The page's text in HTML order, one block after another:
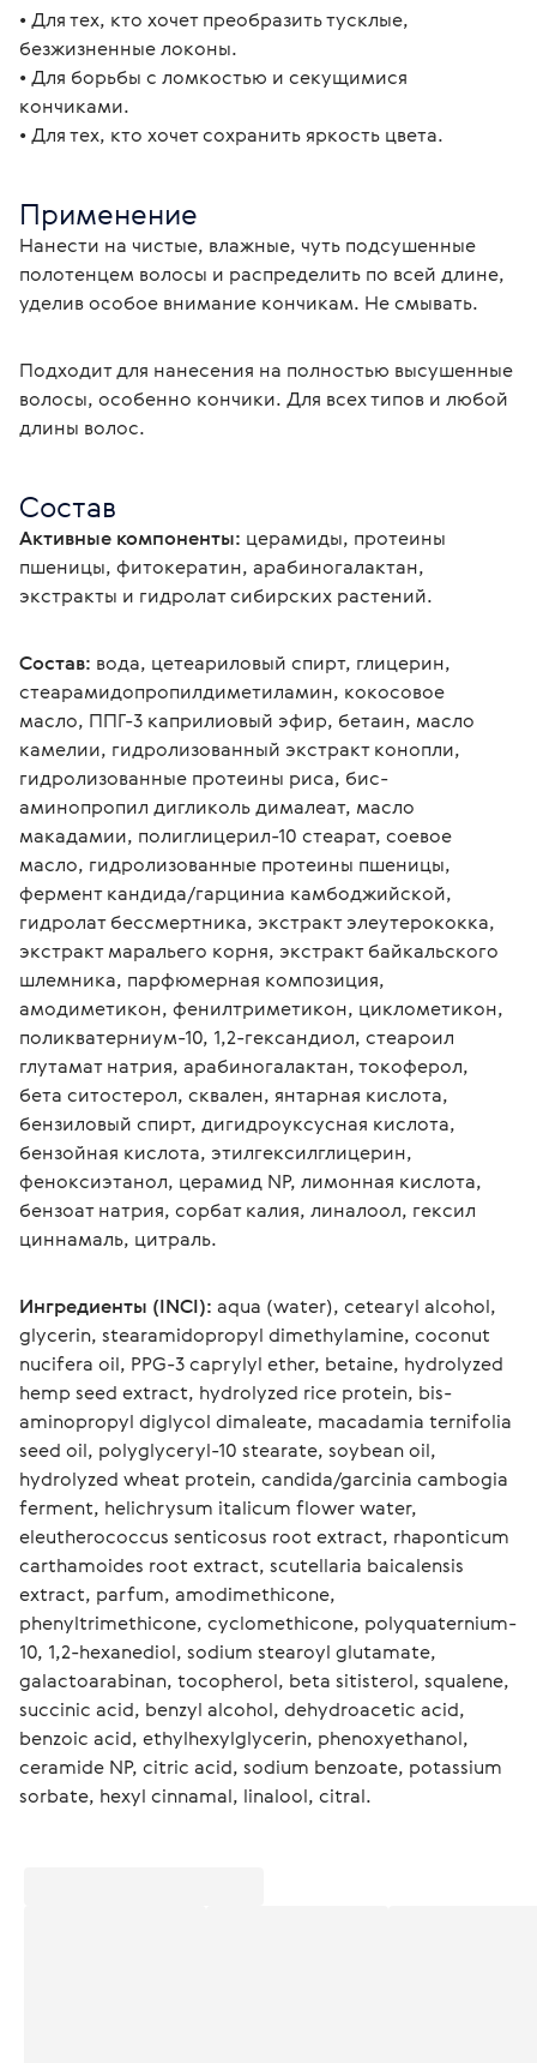
• Для тех, кто хочет преобразить тусклые,
безжизненные локоны.
• Для борьбы с ломкостью и секущимися
кончиками.
• Для тех, кто хочет сохранить яркость цвета.
Применение
Нанести на чистые, влажные, чуть подсушенные
полотенцем волосы и распределить по всей длине,
уделив особое внимание кончикам. Не смывать.
Подходит для нанесения на полностью высушенные
волосы, особенно кончики. Для всех типов и любой
длины волос.
Состав
Активные компоненты: церамиды, протеины
пшеницы, фитокератин, арабиногалактан,
экстракты и гидролат сибирских растений.
Состав: вода, цетеариловый спирт, глицерин,
стеарамидопропилдиметиламин, кокосовое
масло, ППГ-3 каприлиовый эфир, бетаин, масло
камелии, гидролизованный экстракт конопли,
гидролизованные протеины риса, бис-
аминопропил дигликоль дималеат, масло
макадамии, полиглицерил-10 стеарат, соевое
масло, гидролизованные протеины пшеницы,
фермент кандида/гарциниа камбоджийской,
гидролат бессмертника, экстракт элеутерококка,
экстракт маральего корня, экстракт байкальского
шлемника, парфюмерная композиция,
амодиметикон, фенилтриметикон, циклометикон,
поликватерниум-10, 1,2-гександиол, стеароил
глутамат натрия, арабиногалактан, токоферол,
бета ситостерол, сквален, янтарная кислота,
бензиловый спирт, дигидроуксусная кислота,
бензойная кислота, этилгексилглицерин,
феноксиэтанол, церамид NP, лимонная кислота,
бензоат натрия, сорбат калия, линалоол, гексил
циннамаль, цитраль.
Ингредиенты (INCI): aqua (water), cetearyl alcohol,
glycerin, stearamidopropyl dimethylamine, coconut
nucifera oil, PPG-3 caprylyl ether, betaine, hydrolyzed
hemp seed extract, hydrolyzed rice protein, bis-
aminopropyl diglycol dimaleate, macadamia ternifolia
seed oil, polyglyceryl-10 stearate, soybean oil,
hydrolyzed wheat protein, candida/garcinia cambogia
ferment, helichrysum italicum flower water,
eleutherococcus senticosus root extract, rhaponticum
carthamoides root extract, scutellaria baicalensis
extract, parfum, amodimethicone,
phenyltrimethicone, cyclomethicone, polyquaternium-
10, 1,2-hexanediol, sodium stearoyl glutamate,
galactoarabinan, tocopherol, beta sitisterol, squalene,
succinic acid, benzyl alcohol, dehydroacetic acid,
benzoic acid, ethylhexylglycerin, phenoxyethanol,
ceramide NP, citric acid, sodium benzoate, potassium
sorbate, hexyl cinnamal, linalool, citral.